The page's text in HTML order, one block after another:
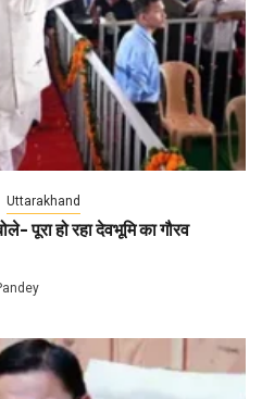
Uttarakhand
पूरा हो रहा देवभूमि का गौरव